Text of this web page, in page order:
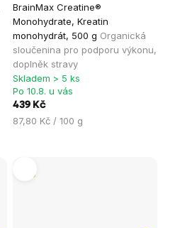
BrainMax Creatine®
Monohydrate, Kreatin
monohydrát, 500 g Organická
sloučenina pro podporu výkonu,
doplněk stravy
hodnocení
produktu
je
4,9
z
5
hvězdiček.
Skladem > 5 ks
Po 10.8. u vás
439 Kč
Měrná
87,80 Kč / 100 g